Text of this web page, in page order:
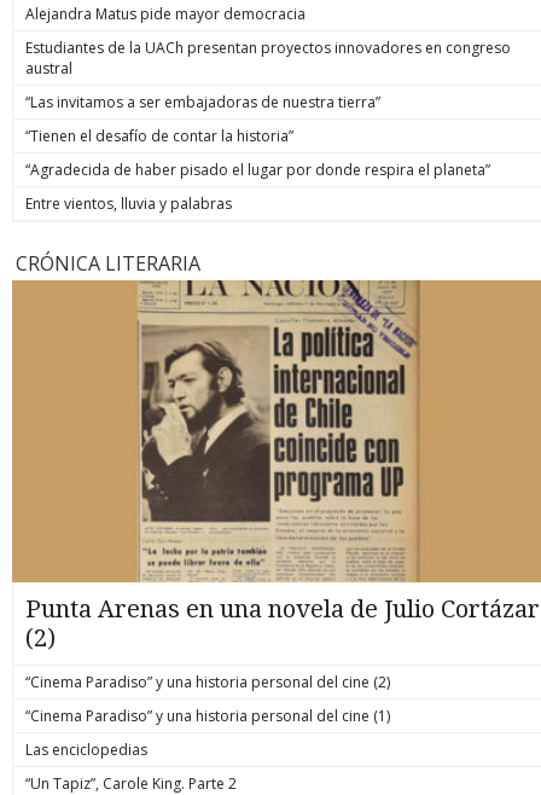
Alejandra Matus pide mayor democracia
Estudiantes de la UACh presentan proyectos innovadores en congreso
austral
“Las invitamos a ser embajadoras de nuestra tierra”
“Tienen el desafío de contar la historia”
“Agradecida de haber pisado el lugar por donde respira el planeta”
Entre vientos, lluvia y palabras
CRÓNICA LITERARIA
Punta Arenas en una novela de Julio Cortázar
(2)
“Cinema Paradiso” y una historia personal del cine (2)
“Cinema Paradiso” y una historia personal del cine (1)
Las enciclopedias
“Un Tapiz”, Carole King. Parte 2